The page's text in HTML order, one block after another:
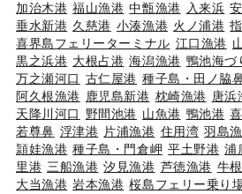
加治木港 福山漁港 中甑漁港 入来浜
垂水新港 久慈港 小湊漁港 火ノ浦港
喜界島フェリーターミナル 江口漁港
黒之浜港 大根占港 海潟漁港 鴨池海づ
万之瀬河口 古仁屋港 種子島・田ノ脇
阿久根漁港 鹿児島新港 枕崎漁港 唐浜
天降川河口
野間池港 山魚港 鴨池港
若尊鼻 浮津港 片浦漁港 住用湾 羽島
頴娃漁港 種子島・門倉岬 平土野港 浦
里港 三船漁港 汐見漁港 芦徳漁港 牛
大当漁港 岩本漁港 桜島フェリー乗り